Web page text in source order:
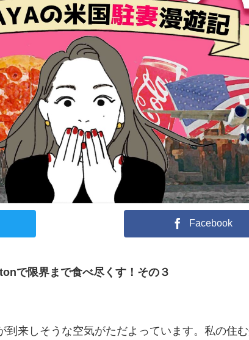
Facebook
で限界まで食べ尽くす！その３
到来しそうな空気がただよっています。私の住